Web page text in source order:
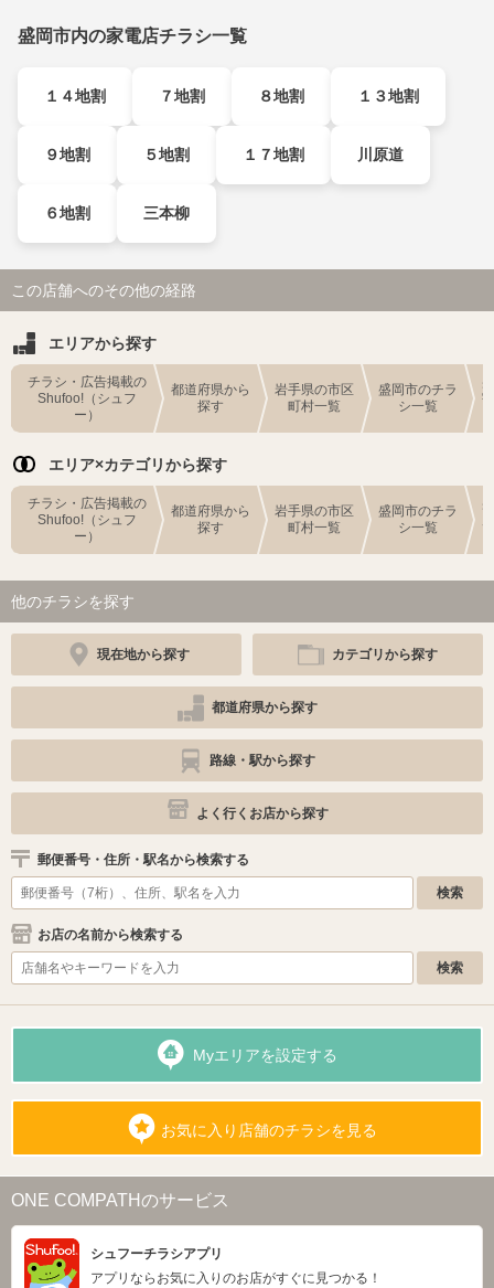
盛岡市内の家電店チラシ一覧
１４地割 ７地割 ８地割 １３地割
９地割 ５地割 １７地割 川原道
６地割 三本柳
この店舗へのその他の経路
エリアから探す
チラシ・広告掲載の
Shufoo!（シュフ
ー）
都道府県から
探す
岩手県の市区
町村一覧
盛岡市のチラ
シ一覧
エリア×カテゴリから探す
チラシ・広告掲載の
Shufoo!（シュフ
ー）
都道府県から
探す
岩手県の市区
町村一覧
盛岡市のチラ
シ一覧
他のチラシを探す
現在地から探す カテゴリから探す
都道府県から探す
路線・駅から探す
よく行くお店から探す
郵便番号・住所・駅名から検索する
お店の名前から検索する
Myエリアを設定する
お気に入り店舗のチラシを見る
ONE COMPATHのサービス
シュフーチラシアプリ
アプリならお気に入りのお店がすぐに見つかる！